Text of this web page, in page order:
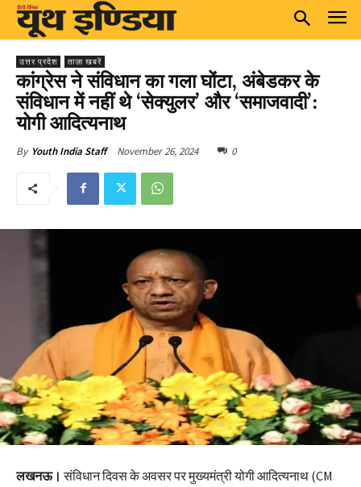
उत्तर प्रदेश ताज़ा खबरें
कांग्रेस ने संविधान का गला घोंटा, अंबेडकर के
संविधान में नहीं थे ‘सेक्युलर’ और ‘समाजवादी’:
योगी आदित्यनाथ
By Youth India Staff November 26, 2024 0
लखनऊ। संविधान दिवस के अवसर पर मुख्यमंत्री योगी आदित्यनाथ (CM